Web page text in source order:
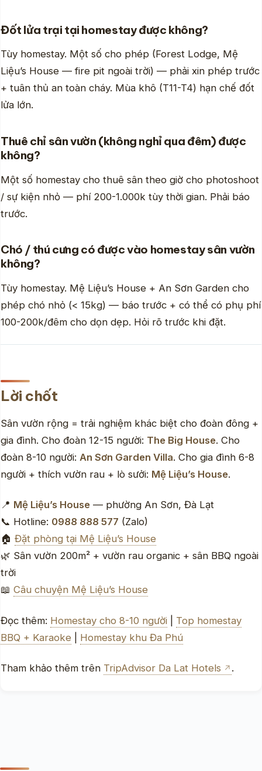
Đốt lửa trại tại homestay được không?
Tùy homestay. Một số cho phép (Forest Lodge, Mệ
Liệu’s House — fire pit ngoài trời) — phải xin phép trước
+ tuân thủ an toàn cháy. Mùa khô (T11-T4) hạn chế đốt
lửa lớn.
Thuê chỉ sân vườn (không nghỉ qua đêm) được
không?
Một số homestay cho thuê sân theo giờ cho photoshoot
/ sự kiện nhỏ — phí 200-1.000k tùy thời gian. Phải báo
trước.
Chó / thú cưng có được vào homestay sân vườn
không?
Tùy homestay. Mệ Liệu’s House + An Sơn Garden cho
phép chó nhỏ (< 15kg) — báo trước + có thể có phụ phí
100-200k/đêm cho dọn dẹp. Hỏi rõ trước khi đặt.
Lời chốt
Sân vườn rộng = trải nghiệm khác biệt cho đoàn đông +
gia đình. Cho đoàn 12-15 người: The Big House. Cho
đoàn 8-10 người: An Sơn Garden Villa. Cho gia đình 6-8
người + thích vườn rau + lò sưởi: Mệ Liệu’s House.
📍 Mệ Liệu’s House — phường An Sơn, Đà Lạt
📞 Hotline: 0988 888 577 (Zalo)
🏠 Đặt phòng tại Mệ Liệu’s House
🌿 Sân vườn 200m² + vườn rau organic + sân BBQ ngoài
trời
📖 Câu chuyện Mệ Liệu’s House
Đọc thêm: Homestay cho 8-10 người
Top homestay
BBQ + Karaoke
Homestay khu Đa Phú
Tham khảo thêm trên TripAdvisor Da Lat Hotels .